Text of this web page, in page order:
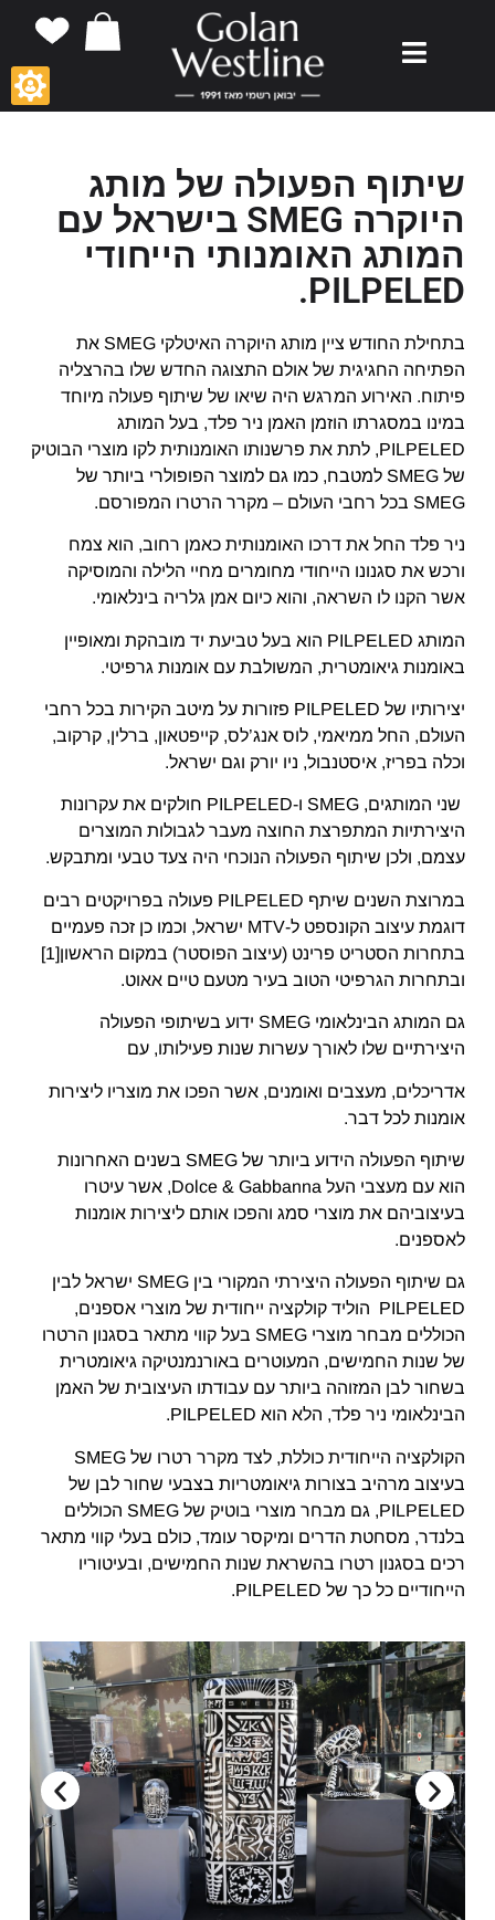
שיתוף הפעולה של מותג
היוקרה SMEG בישראל עם
המותג האומנותי הייחודי
PILPELED.
בתחילת החודש ציין מותג היוקרה האיטלקי SMEG את
הפתיחה החגיגית של אולם התצוגה החדש שלו בהרצליה
פיתוח. האירוע המרגש היה שיאו של שיתוף פעולה מיוחד
במינו במסגרתו הוזמן האמן ניר פלד, בעל המותג
PILPELED, לתת את פרשנותו האומנותית לקו מוצרי הבוטיק
של SMEG למטבח, כמו גם למוצר הפופולרי ביותר של
SMEG בכל רחבי העולם – מקרר הרטרו המפורסם.
ניר פלד החל את דרכו האומנותית כאמן רחוב, הוא צמח
ורכש את סגנונו הייחודי מחומרים מחיי הלילה והמוסיקה
אשר הקנו לו השראה, והוא כיום אמן גלריה בינלאומי.
המותג PILPELED הוא בעל טביעת יד מובהקת ומאופיין
באומנות גיאומטרית, המשולבת עם אומנות גרפיטי.
יצירותיו של PILPELED פזורות על מיטב הקירות בכל רחבי
העולם, החל ממיאמי, לוס אנג’לס, קייפטאון, ברלין, קרקוב,
וכלה בפריז, איסטנבול, ניו יורק וגם ישראל.
שני המותגים, SMEG ו-PILPELED חולקים את עקרונות
היצירתיות המתפרצת החוצה מעבר לגבולות המוצרים
עצמם, ולכן שיתוף הפעולה הנוכחי היה צעד טבעי ומתבקש.
במרוצת השנים שיתף PILPELED פעולה בפרויקטים רבים
דוגמת עיצוב הקונספט ל-MTV ישראל, וכמו כן זכה פעמיים
בתחרות הסטריט פרינט (עיצוב הפוסטר) במקום הראשון[1]
ובתחרות הגרפיטי הטוב בעיר מטעם טיים אאוט.
גם המותג הבינלאומי SMEG ידוע בשיתופי הפעולה
היצירתיים שלו לאורך עשרות שנות פעילותו, עם
אדריכלים, מעצבים ואומנים, אשר הפכו את מוצריו ליצירות
אומנות לכל דבר.
שיתוף הפעולה הידוע ביותר של SMEG בשנים האחרונות
הוא עם מעצבי העל Dolce & Gabbanna, אשר עיטרו
בעיצוביהם את מוצרי סמג והפכו אותם ליצירות אומנות
לאספנים.
גם שיתוף הפעולה היצירתי המקורי בין SMEG ישראל לבין
PILPELED הוליד קולקציה ייחודית של מוצרי אספנים,
הכוללים מבחר מוצרי SMEG בעל קווי מתאר בסגנון הרטרו
של שנות החמישים, המעוטרים באורנמנטיקה גיאומטרית
בשחור לבן המזוהה ביותר עם עבודתו העיצובית של האמן
הבינלאומי ניר פלד, הלא הוא PILPELED.
הקולקציה הייחודית כוללת, לצד מקרר רטרו של SMEG
בעיצוב מרהיב בצורות גיאומטריות בצבעי שחור לבן של
PILPELED, גם מבחר מוצרי בוטיק של SMEG הכוללים
בלנדר, מסחטת הדרים ומיקסר עומד, כולם בעלי קווי מתאר
רכים בסגנון רטרו בהשראת שנות החמישים, ובעיטוריו
הייחודיים כל כך של PILPELED.